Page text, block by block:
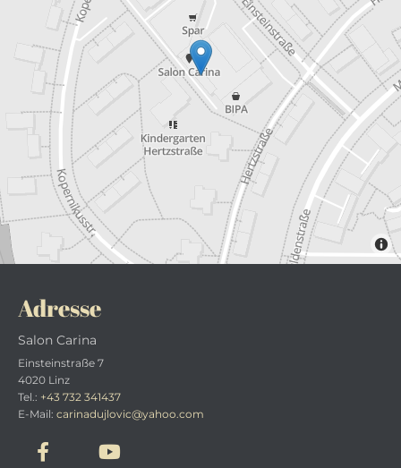
Adresse
Salon Carina
Einsteinstraße 7
4020 Linz
Tel.: +43 732 341437
E-Mail: carinadujlovic@yahoo.com